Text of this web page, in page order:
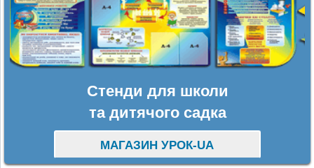
Стенди для школи
та дитячого садка
МАГАЗИН УРОК-UA